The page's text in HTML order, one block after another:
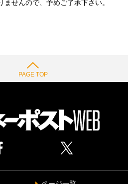
せんので、予めご了承下さい。
PAGE TOP